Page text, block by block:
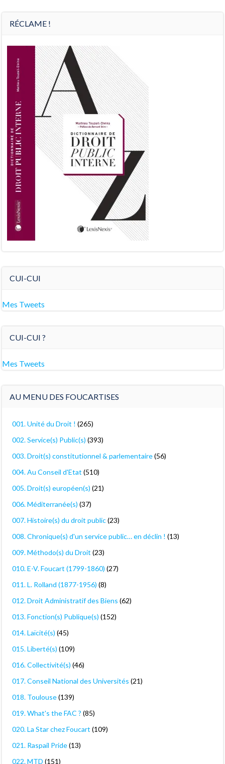
RÉCLAME !
CUI-CUI
Mes Tweets
CUI-CUI ?
Mes Tweets
AU MENU DES FOUCARTISES
001. Unité du Droit ! (265)
002. Service(s) Public(s) (393)
003. Droit(s) constitutionnel & parlementaire(56)
004. Au Conseil d'Etat (510)
005. Droit(s) européen(s) (21)
006. Méditerranée(s) (37)
007. Histoire(s) du droit public(23)
008. Chronique(s) d'un service public… en déclin ! (13)
009. Méthodo(s) du Droit (23)
010. E-V. Foucart (1799-1860) (27)
011. L. Rolland (1877-1956) (8)
012. Droit Administratif des Biens (62)
013. Fonction(s) Publique(s) (152)
014. Laïcité(s) (45)
015. Liberté(s) (109)
016. Collectivité(s) (46)
017. Conseil National des Universités (21)
018. Toulouse(139)
019. What's the FAC ? (85)
020. La Star chez Foucart (109)
021. Raspail Pride(13)
022. MTD (151)